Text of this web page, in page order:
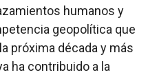
humanos y
geopolítica que
próxima década y más
ha contribuido a la